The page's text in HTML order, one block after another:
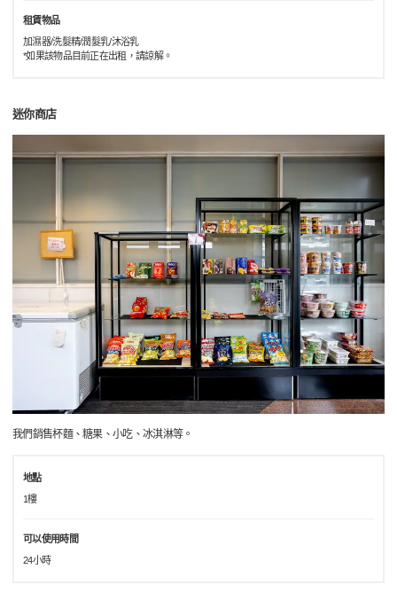
租賃物品
加濕器/洗髮精/潤髮乳/沐浴乳
*如果該物品目前正在出租，請諒解。
迷你商店
我們銷售杯麵、糖果、小吃、冰淇淋等。
地點
1樓
可以使用時間
24小時